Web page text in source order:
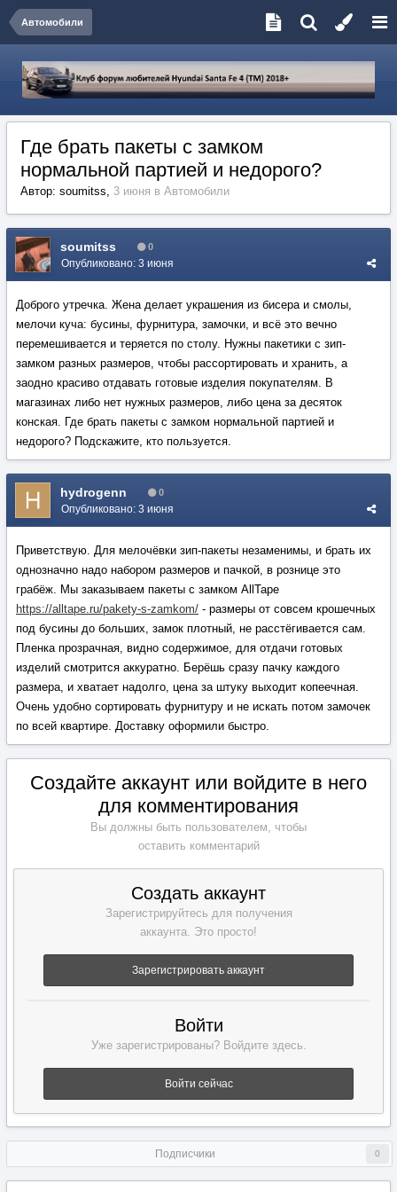
Автомобили
Где брать пакеты с замком
нормальной партией и недорого?
Автор: soumitss, 3 июня в Автомобили
soumitss 0
Опубликовано: 3 июня
Доброго утречка. Жена делает украшения из бисера и смолы,
мелочи куча: бусины, фурнитура, замочки, и всё это вечно
перемешивается и теряется по столу. Нужны пакетики с зип-
замком разных размеров, чтобы рассортировать и хранить, а
заодно красиво отдавать готовые изделия покупателям. В
магазинах либо нет нужных размеров, либо цена за десяток
конская. Где брать пакеты с замком нормальной партией и
недорого? Подскажите, кто пользуется.
hydrogenn 0
Опубликовано: 3 июня
Приветствую. Для мелочёвки зип-пакеты незаменимы, и брать их
однозначно надо набором размеров и пачкой, в рознице это
грабёж. Мы заказываем пакеты с замком AllTape
https://alltape.ru/pakety-s-zamkom/ - размеры от совсем крошечных
под бусины до больших, замок плотный, не расстёгивается сам.
Пленка прозрачная, видно содержимое, для отдачи готовых
изделий смотрится аккуратно. Берёшь сразу пачку каждого
размера, и хватает надолго, цена за штуку выходит копеечная.
Очень удобно сортировать фурнитуру и не искать потом замочек
по всей квартире. Доставку оформили быстро.
Создайте аккаунт или войдите в него
для комментирования
Вы должны быть пользователем, чтобы
оставить комментарий
Создать аккаунт
Зарегистрируйтесь для получения
аккаунта. Это просто!
Зарегистрировать аккаунт
Войти
Уже зарегистрированы? Войдите здесь.
Войти сейчас
Подписчики 0